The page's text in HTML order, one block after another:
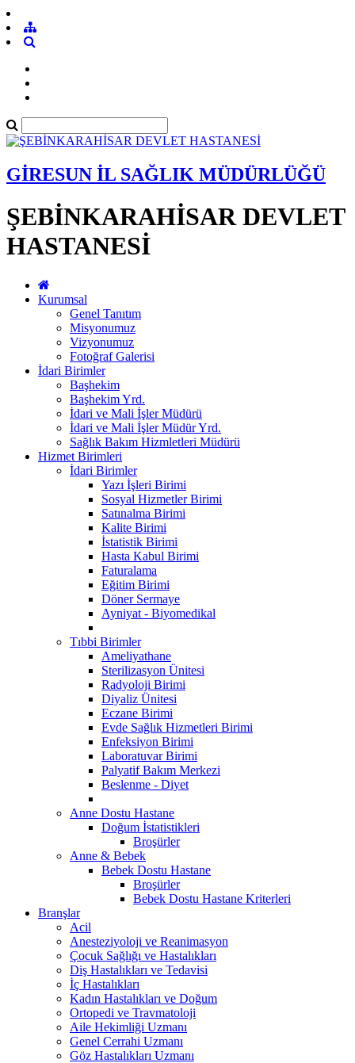
GİRESUN İL SAĞLIK MÜDÜRLÜĞÜ
ŞEBİNKARAHİSAR DEVLET
HASTANESİ
Kurumsal
Genel Tanıtım
Misyonumuz
Vizyonumuz
Fotoğraf Galerisi
İdari Birimler
Başhekim
Başhekim Yrd.
İdari ve Mali İşler Müdürü
İdari ve Mali İşler Müdür Yrd.
Sağlık Bakım Hizmletleri Müdürü
Hizmet Birimleri
İdari Birimler
Yazı İşleri Birimi
Sosyal Hizmetler Birimi
Satınalma Birimi
Kalite Birimi
İstatistik Birimi
Hasta Kabul Birimi
Faturalama
Eğitim Birimi
Döner Sermaye
Ayniyat - Biyomedikal
Tıbbi Birimler
Ameliyathane
Sterilizasyon Ünitesi
Radyoloji Birimi
Diyaliz Ünitesi
Eczane Birimi
Evde Sağlık Hizmetleri Birimi
Enfeksiyon Birimi
Laboratuvar Birimi
Palyatif Bakım Merkezi
Beslenme - Diyet
Anne Dostu Hastane
Doğum İstatistikleri
Broşürler
Anne & Bebek
Bebek Dostu Hastane
Broşürler
Bebek Dostu Hastane Kriterleri
Branşlar
Acil
Anesteziyoloji ve Reanimasyon
Çocuk Sağlığı ve Hastalıkları
Diş Hastalıkları ve Tedavisi
İç Hastalıkları
Kadın Hastalıkları ve Doğum
Ortopedi ve Travmatoloji
Aile Hekimliği Uzmanı
Genel Cerrahi Uzmanı
Göz Hastalıkları Uzmanı